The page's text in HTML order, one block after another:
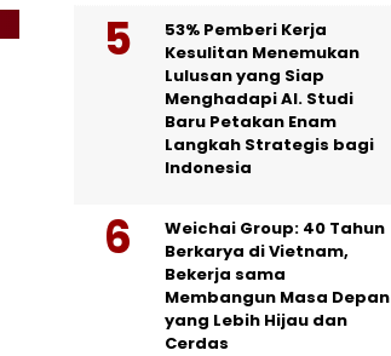
53% Pemberi Kerja
Kesulitan Menemukan
Lulusan yang Siap
Menghadapi AI. Studi
Baru Petakan Enam
Langkah Strategis bagi
Indonesia
Weichai Group: 40 Tahun
Berkarya di Vietnam,
Bekerja sama
Membangun Masa Depan
yang Lebih Hijau dan
Cerdas